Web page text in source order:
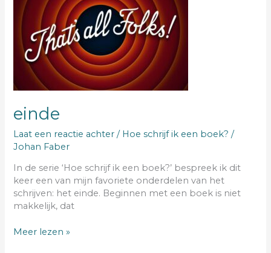
einde
Laat een reactie achter / Hoe schrijf ik een boek? /
Johan Faber
In de serie ‘Hoe schrijf ik een boek?’ bespreek ik dit
keer een van mijn favoriete onderdelen van het
schrijven: het einde. Beginnen met een boek is niet
makkelijk, dat
Meer lezen »